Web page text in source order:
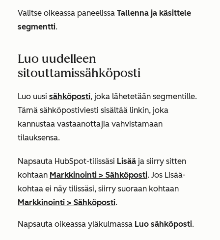
Valitse oikeassa paneelissa Tallenna ja käsittele
segmentti.
Luo uudelleen
sitouttamissähköposti
Luo uusi sähköposti, joka lähetetään segmentille.
Tämä sähköpostiviesti sisältää linkin, joka
kannustaa vastaanottajia vahvistamaan
tilauksensa.
Napsauta HubSpot-tilissäsi Lisää ja siirry sitten
kohtaan Markkinointi > Sähköposti. Jos Lisää-
kohtaa ei näy tilissäsi, siirry suoraan kohtaan
Markkinointi > Sähköposti.
Napsauta oikeassa yläkulmassa Luo sähköposti.